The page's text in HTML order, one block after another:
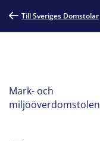
Till Sveriges Domstolar
Mark- och
miljööverdomstolen